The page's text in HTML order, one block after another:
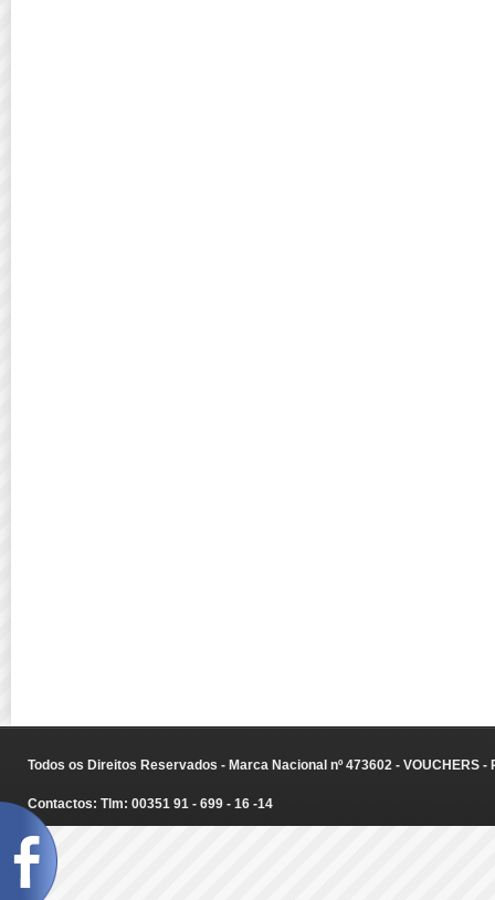
Todos os Direitos Reservados - Marca Nacional nº 473602 - VOUCHERS
Contactos: Tlm: 00351 91 - 699 - 16 -14